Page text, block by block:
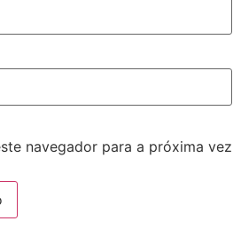
navegador para a próxima vez